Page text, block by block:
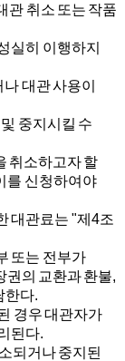
관 취소 또는 작품
실히 이행하지
대관 사용이
중지시킬 수
취소하고자 할
를 신청하여야
대관료는 "제4조
또는 전부가
권의 교환과 환불,
한다.
경우 대관자가
된다.
되거나 중지된